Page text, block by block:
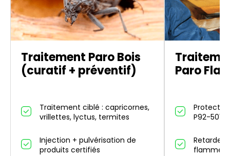
Traitement Paro Bois
(curatif + préventif)
Traitement ciblé : capricornes,
vrillettes, lyctus, termites
Injection + pulvérisation de
produits certifiés
Paro
P92-501
Retarde
flammes